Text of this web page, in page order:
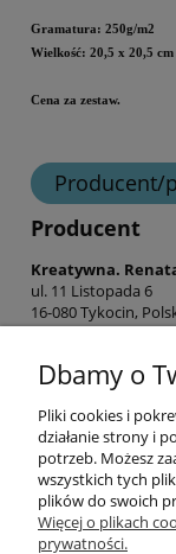
Gramatura: 250g/m2
Wielkość: 20,5 x 20,5 cm
Cena za zestaw.
Producent/
Producent
Kreatywna.
ul. 11 Listopada 6
16-080 Tykocin,
Dbamy o
Pliki cookies i
działanie strony i
potrzeb. Możesz
wszystkich tych
plików do swoich
Więcej o plikach
prywatności.